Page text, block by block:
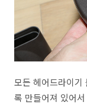
모든 헤어드라이기
록 만들어져 있어